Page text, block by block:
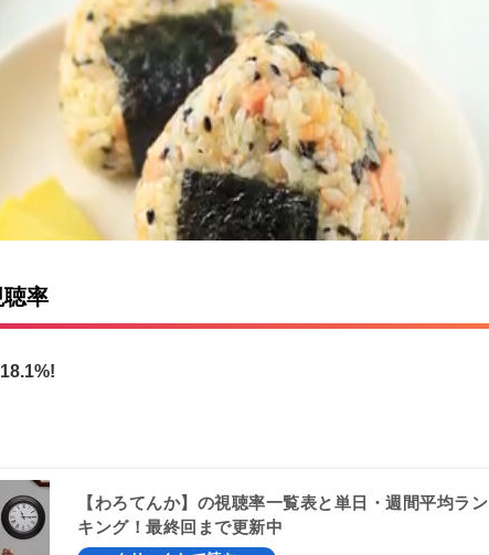
聴率
【わろてんか】の視聴率一覧表と単日・週間平均ラン
キング！最終回まで更新中